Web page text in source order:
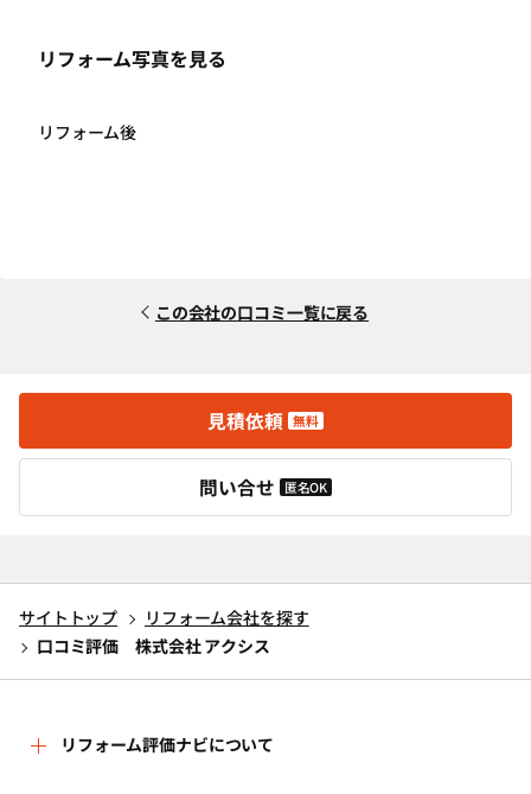
リフォーム写真を見る
リフォーム後
この会社の口コミ一覧に戻る
見積依頼 無料
問い合せ 匿名OK
サイトトップ
リフォーム会社を探す
口コミ評価 株式会社 アクシス
リフォーム評価ナビについて